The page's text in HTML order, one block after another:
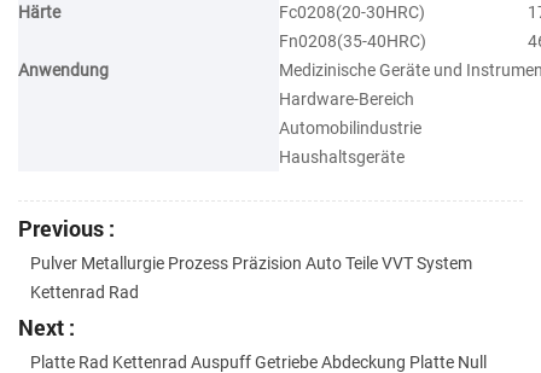
Härte
Fc0208(20-30HRC)
Fn0208(35-40HRC)
Anwendung
Medizinische Geräte und
Hardware-Bereich
Automobilindustrie
Haushaltsgeräte
Previous :
Pulver Metallurgie Prozess Präzision Auto Teile VVT System
Kettenrad Rad
Next :
Platte Rad Kettenrad Auspuff Getriebe Abdeckung Platte Null